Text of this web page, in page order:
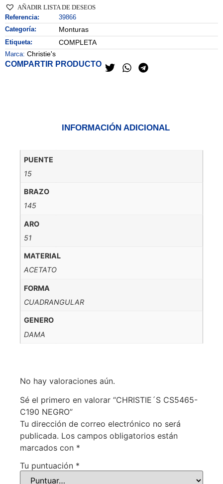
AÑADIR LISTA DE DESEOS
Referencia:
39866
Categoría:
Monturas
Etiqueta: COMPLETA
Marca: Christie's
COMPARTIR PRODUCTO
INFORMACIÓN ADICIONAL
PUENTE
15
BRAZO
145
ARO
51
MATERIAL
ACETATO
FORMA
CUADRANGULAR
GENERO
DAMA
No hay valoraciones aún.
Sé el primero en valorar “CHRISTIE´S CS5465-
C190 NEGRO”
Tu dirección de correo electrónico no será
publicada. Los campos obligatorios están
marcados con *
Tu puntuación *